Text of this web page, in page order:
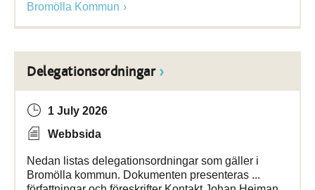
Bromölla Kommun
Delegationsordningar
1 July 2026
Webbsida
Nedan listas delegationsordningar som gäller i
Bromölla kommun. Dokumenten presenteras ...